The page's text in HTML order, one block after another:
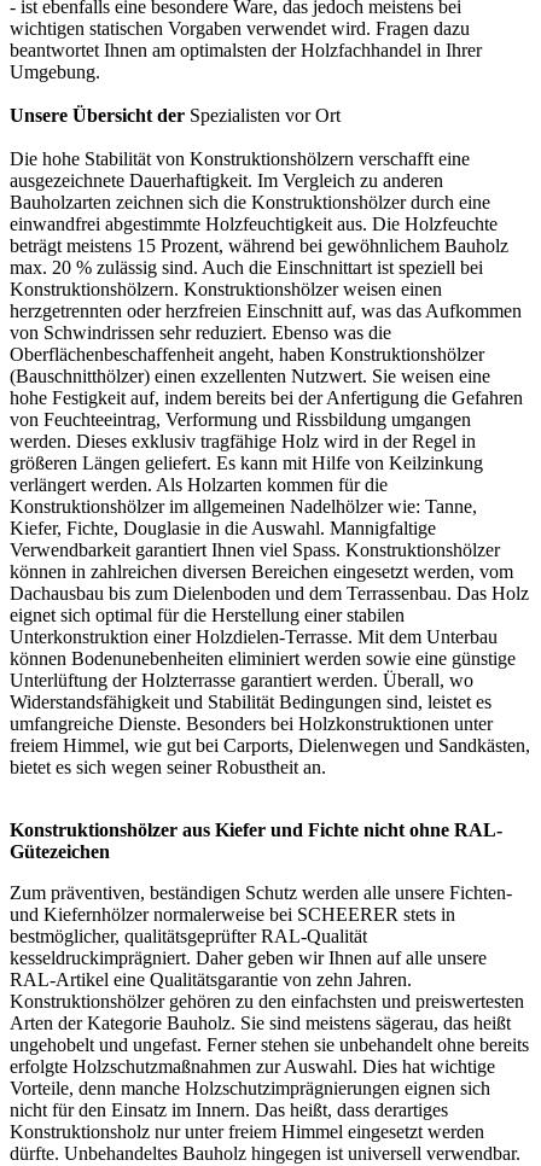
- ist ebenfalls eine besondere Ware, das jedoch meistens bei
wichtigen statischen Vorgaben verwendet wird. Fragen dazu
beantwortet Ihnen am optimalsten der Holzfachhandel in Ihrer
Umgebung.
Unsere Übersicht der Spezialisten vor Ort
Die hohe Stabilität von Konstruktionshölzern verschafft eine
ausgezeichnete Dauerhaftigkeit. Im Vergleich zu anderen
Bauholzarten zeichnen sich die Konstruktionshölzer durch eine
einwandfrei abgestimmte Holzfeuchtigkeit aus. Die Holzfeuchte
beträgt meistens 15 Prozent, während bei gewöhnlichem Bauholz
max. 20 % zulässig sind. Auch die Einschnittart ist speziell bei
Konstruktionshölzern. Konstruktionshölzer weisen einen
herzgetrennten oder herzfreien Einschnitt auf, was das Aufkommen
von Schwindrissen sehr reduziert. Ebenso was die
Oberflächenbeschaffenheit angeht, haben Konstruktionshölzer
(Bauschnitthölzer) einen exzellenten Nutzwert. Sie weisen eine
hohe Festigkeit auf, indem bereits bei der Anfertigung die Gefahren
von Feuchteeintrag, Verformung und Rissbildung umgangen
werden. Dieses exklusiv tragfähige Holz wird in der Regel in
größeren Längen geliefert. Es kann mit Hilfe von Keilzinkung
verlängert werden. Als Holzarten kommen für die
Konstruktionshölzer im allgemeinen Nadelhölzer wie: Tanne,
Kiefer, Fichte, Douglasie in die Auswahl. Mannigfaltige
Verwendbarkeit garantiert Ihnen viel Spass. Konstruktionshölzer
können in zahlreichen diversen Bereichen eingesetzt werden, vom
Dachausbau bis zum Dielenboden und dem Terrassenbau. Das Holz
eignet sich optimal für die Herstellung einer stabilen
Unterkonstruktion einer Holzdielen-Terrasse. Mit dem Unterbau
können Bodenunebenheiten eliminiert werden sowie eine günstige
Unterlüftung derHolzterrasse garantiert werden. Überall, wo
Widerstandsfähigkeit und Stabilität Bedingungen sind, leistet es
umfangreiche Dienste. Besonders bei Holzkonstruktionen unter
freiem Himmel, wie gut bei Carports, Dielenwegen und Sandkästen,
bietet es sich wegen seiner Robustheit an.
Konstruktionshölzer aus Kiefer und Fichte nicht ohne RAL-
Gütezeichen
Zum präventiven, beständigen Schutz werden alle unsere Fichten-
und Kiefernhölzer normalerweise bei SCHEERER stets in
bestmöglicher, qualitätsgeprüfter RAL-Qualität
kesseldruckimprägniert. Daher geben wir Ihnen auf alle unsere
RAL-Artikel eine Qualitätsgarantie von zehn Jahren.
Konstruktionshölzer gehören zu den einfachsten und preiswertesten
Arten der Kategorie Bauholz. Sie sind meistens sägerau, das heißt
ungehobelt und ungefast. Ferner stehen sie unbehandelt ohne bereits
erfolgte Holzschutzmaßnahmen zur Auswahl. Dies hat wichtige
Vorteile, denn manche Holzschutzimprägnierungen eignen sich
nicht für den Einsatz im Innern. Das heißt, dass derartiges
Konstruktionsholz nur unter freiem Himmel eingesetzt werden
dürfte. Unbehandeltes Bauholz hingegen ist universell verwendbar.